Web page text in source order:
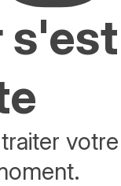
s'est
votre